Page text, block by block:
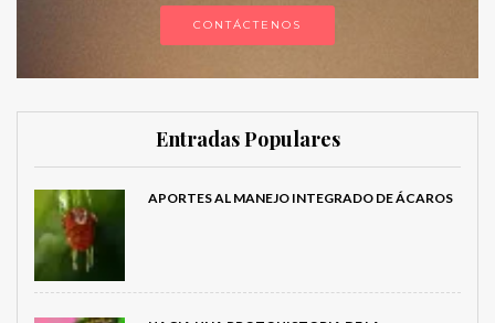
CONTÁCTENOS
Entradas Populares
APORTES AL MANEJO INTEGRADO DE ÁCAROS